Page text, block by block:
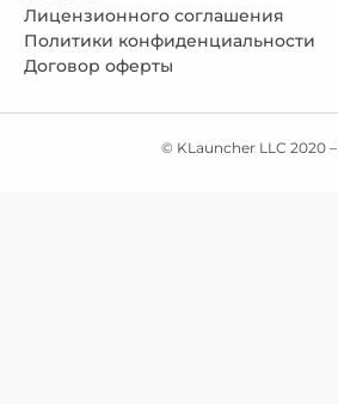
Лицензионного соглашения
Политики конфиденциальности
Договор оферты
© KLauncher LLC 2020 –